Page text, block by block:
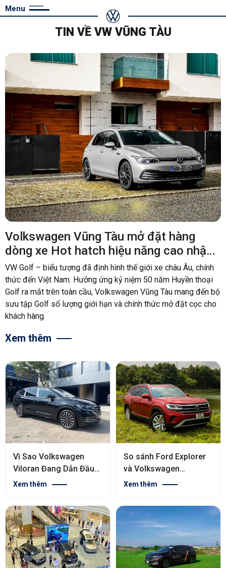
Menu
TIN VỀ VW VŨNG TÀU
Volkswagen Vũng Tàu mở đặt hàng
dòng xe Hot hatch hiệu năng cao nhập
Đức: VW Golf
VW Golf – biểu tượng đã định hình thế giới xe châu Âu, chính
thức đến Việt Nam. Hưởng ứng kỷ niệm 50 năm Huyền thoại
Golf ra mắt trên toàn cầu, Volkswagen Vũng Tàu mang đến bộ
sưu tập Golf số lượng giới hạn và chính thức mở đặt cọc cho
khách hàng.
Xem thêm
Vì Sao Volkswagen
Viloran Đang Dẫn Đầu
Phân Khúc MPV Cao
Xem thêm
So sánh Ford Explorer
và Volkswagen
Teramont chi tiết 2025
Xem thêm